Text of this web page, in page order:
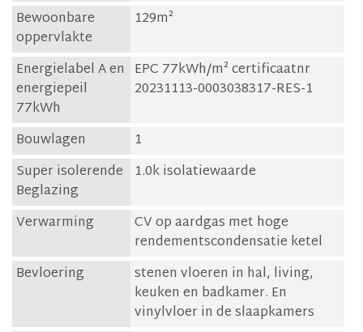
Bewoonbare
oppervlakte
129m²
Energielabel A en
energiepeil
77kWh
EPC 77kWh/m² certificaatnr
20231113-0003038317-RES-1
Bouwlagen
1
Super isolerende
Beglazing
1.0k isolatiewaarde
Verwarming
CV op aardgas met hoge
rendementscondensatie ketel
Bevloering
stenen vloeren in hal, living,
keuken en badkamer. En
vinylvloer in de slaapkamers